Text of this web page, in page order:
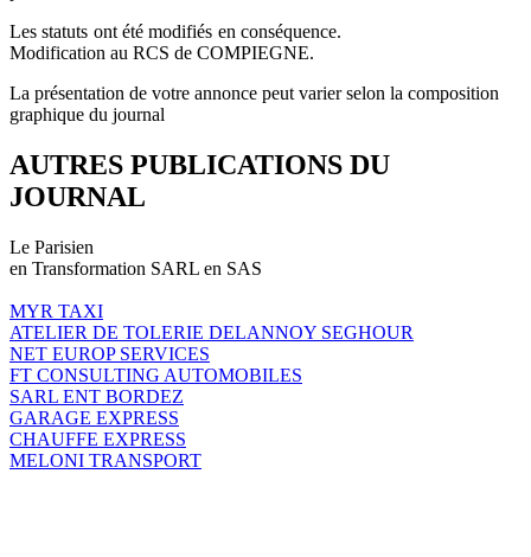
Les statuts ont été modifiés en conséquence.
Modification au RCS de COMPIEGNE.
La présentation de votre annonce peut varier selon la composition
graphique du journal
AUTRES PUBLICATIONS DU
JOURNAL
Le Parisien
en Transformation SARL en SAS
MYR TAXI
ATELIER DE TOLERIE DELANNOY SEGHOUR
NET EUROP SERVICES
FT CONSULTING AUTOMOBILES
SARL ENT BORDEZ
GARAGE EXPRESS
CHAUFFE EXPRESS
MELONI TRANSPORT